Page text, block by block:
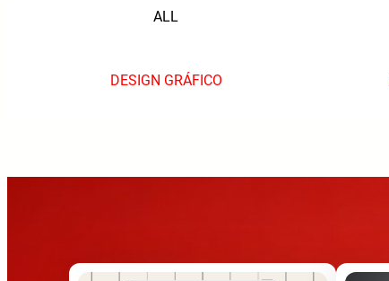
ALL
DESIGN GRÁFICO